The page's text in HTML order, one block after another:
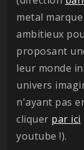
metal
ambitieux
proposant
leur monde
univers
n'ayant pas
cliquer par ici
youtube !).